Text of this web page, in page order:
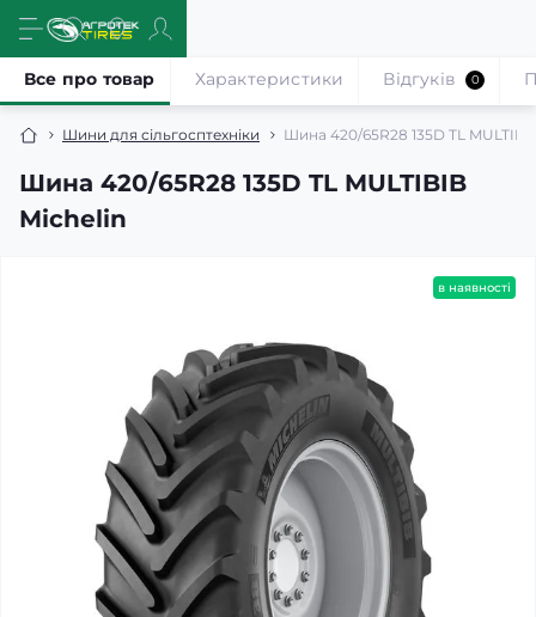
Шини для сільгосптехніки Шина 420/65R28 135D TL
Шина 420/65R28 135D TL MULTIBIB
Michelin
Все про товар Характеристики Відгуків 0
в наявності